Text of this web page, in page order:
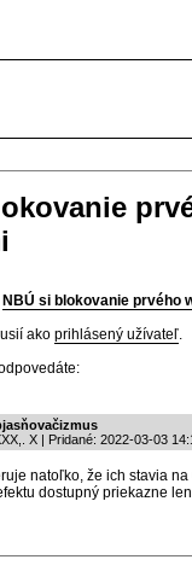
NBÚ si blokovanie prvého
ako prihlásený užívateľ.
X | Pridané: 2022-03-03
natoľko, že ich stavia
dostupný priekazne